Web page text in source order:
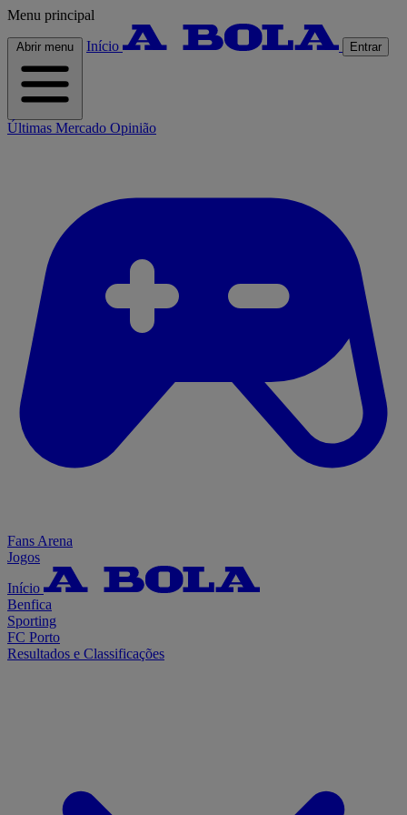
Menu principal
Abrir menu Início Entrar
Últimas Mercado Opinião
Fans Arena
Jogos
Início
Benfica
Sporting
FC Porto
Resultados e Classificações